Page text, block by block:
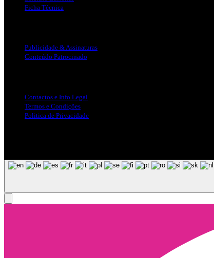
Ficha Técnica
Publicidade & Assinaturas
Conteúdo Patrocinado
Contactos e Info Legal
Termos e Condições
Politica de Privacidade